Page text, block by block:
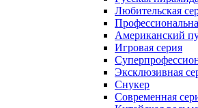
Любительская
Американский
Игровая серия
Эксклюзивная
Снукер
Современная